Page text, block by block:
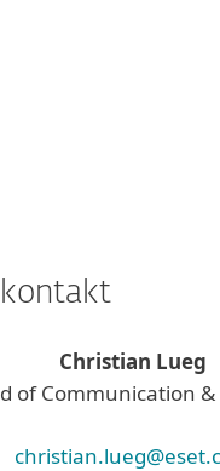
Christian Lueg
of Communication &